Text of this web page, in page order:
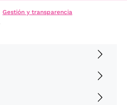
Gestión y transparencia